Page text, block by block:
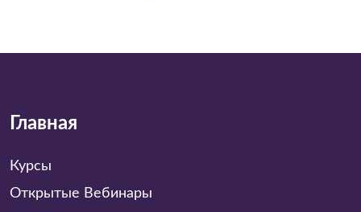
Главная
Курсы
Открытые Вебинары